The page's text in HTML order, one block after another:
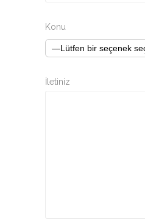
Konu
İletiniz